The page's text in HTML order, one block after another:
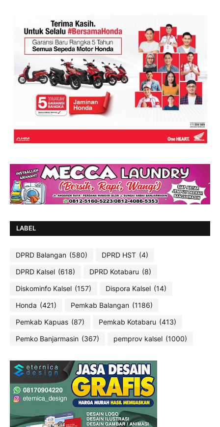
LABEL
DPRD Balangan (580) DPRD HST (4)
DPRD Kalsel (618) DPRD Kotabaru (8)
Diskominfo Kalsel (157) Dispora Kalsel (14)
Honda (421) Pemkab Balangan (1186)
Pemkab Kapuas (87) Pemkab Kotabaru (413)
Pemko Banjarmasin (367) pemprov kalsel (1000)